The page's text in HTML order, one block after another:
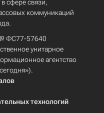
сфере связи,
коммуникаций
№ ФС77-57640
унитарное
агентство
технологий